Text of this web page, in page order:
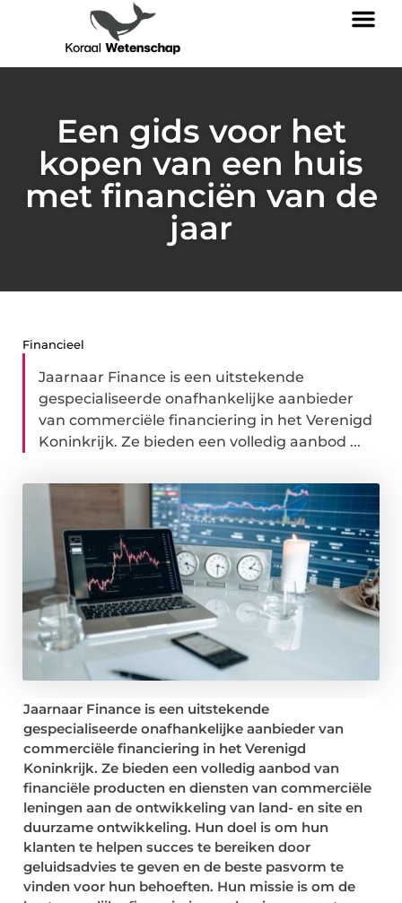
Een gids voor het
kopen van een huis
met financiën van de
jaar
Financieel
Jaarnaar Finance is een uitstekende
gespecialiseerde onafhankelijke aanbieder
van commerciële financiering in het Verenigd
Koninkrijk. Ze bieden een volledig aanbod ...
Jaarnaar Finance is een uitstekende
gespecialiseerde onafhankelijke aanbieder van
commerciële financiering in het Verenigd
Koninkrijk. Ze bieden een volledig aanbod van
financiële producten en diensten van commerciële
leningen aan de ontwikkeling van land- en site en
duurzame ontwikkeling. Hun doel is om hun
klanten te helpen succes te bereiken door
geluidsadvies te geven en de beste pasvorm te
vinden voor hun behoeften. Hun missie is om de